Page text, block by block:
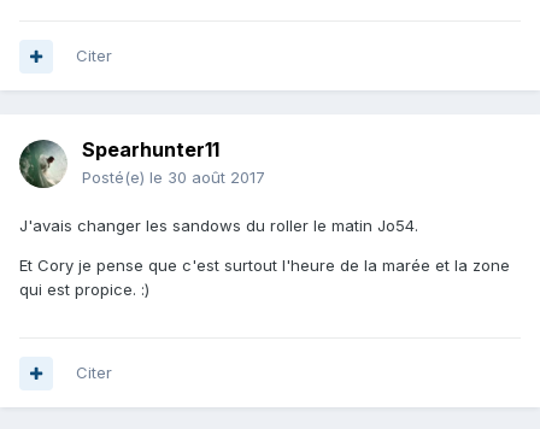
Citer
Spearhunter11
Posté(e) le 30 août 2017
J'avais changer les sandows du roller le matin Jo54.
Et Cory je pense que c'est surtout l'heure de la marée et la zone
qui est propice. :)
Citer